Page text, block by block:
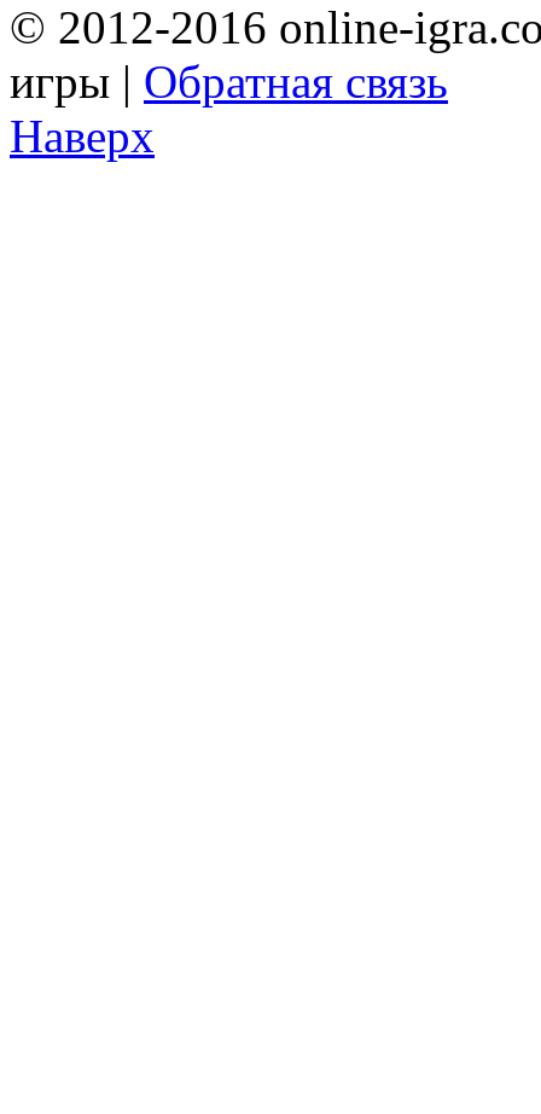
© 2012-2016 online-
игры | Обратная связь
Наверх